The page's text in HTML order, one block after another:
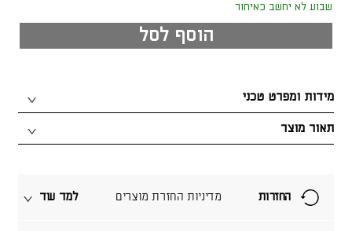
שבוע לא יחשב כאיחור
הוסף לסל
תאור מוצר
מידות ומפרט טכני
החזרות מדיניות החזרת מוצרים למד עוד